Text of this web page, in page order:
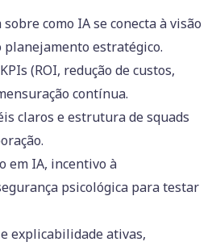
como IA se conecta à visão
planejamento estratégico.
(ROI, redução de custos,
contínua.
claros e estrutura de squads
em IA, incentivo à
psicológica para testar
explicabilidade ativas,